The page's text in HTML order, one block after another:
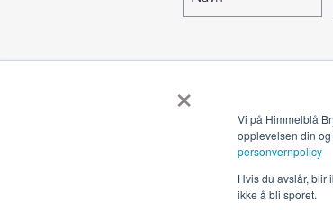
×
Vi på Himmelblå
opplevelsen din
personvernpolicy
Hvis du avslår, blir
ikke å bli sporet.